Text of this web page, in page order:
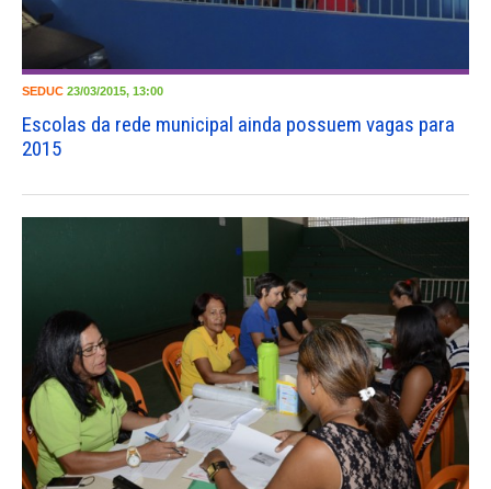
SEDUC 23/03/2015, 13:00
Escolas da rede municipal ainda possuem vagas para
2015